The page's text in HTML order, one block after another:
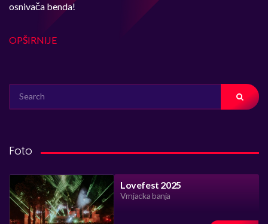
osnivača benda!
OPŠIRNIJE
FOR:
Foto
Lovefest 2025
Vrnjacka banja